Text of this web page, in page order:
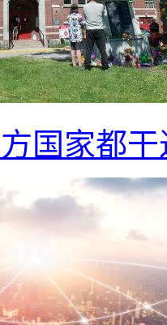
国家都